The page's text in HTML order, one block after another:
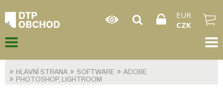
EUR
CZK
HLAVNÍ STRANA SOFTWARE
ADOBE
PHOTOSHOP, LIGHTROOM